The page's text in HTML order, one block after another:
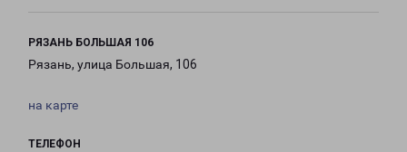
РЯЗАНЬ БОЛЬШАЯ 106
Рязань, улица Большая, 106
на карте
ТЕЛЕФОН